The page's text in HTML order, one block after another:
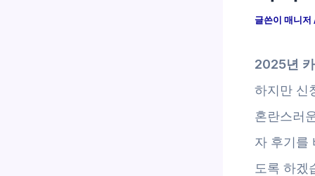
글쓴이 매니저
2025년
하지만 신
혼란스러
자 후기를
도록 하겠